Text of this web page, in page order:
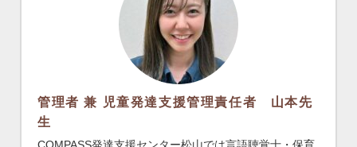
管理者 兼 児童発達支援管理責任者 山本先
生